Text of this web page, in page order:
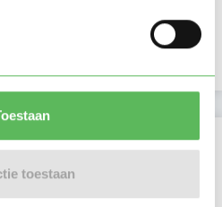
toestaan
(Amsterdam)